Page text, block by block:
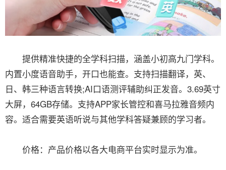
提供精准快捷的全学科扫描，涵盖小初高九门学科。
内置小度语音助手，开口也能查。支持扫描翻译，英、
日、韩三种语言转换;AI口语测评辅助纠正发音。3.69英寸
大屏，64GB存储。支持APP家长管控和喜马拉雅音频内
容。适合需要英语听说与其他学科答疑兼顾的学习者。
价格：产品价格以各大电商平台实时显示为准。